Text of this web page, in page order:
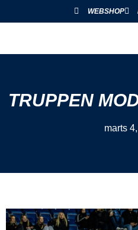
WEBSHOP
TRUPPEN
marts